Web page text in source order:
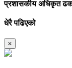
प्रशासकीय अधिकृत
धेरै पढिएको
×